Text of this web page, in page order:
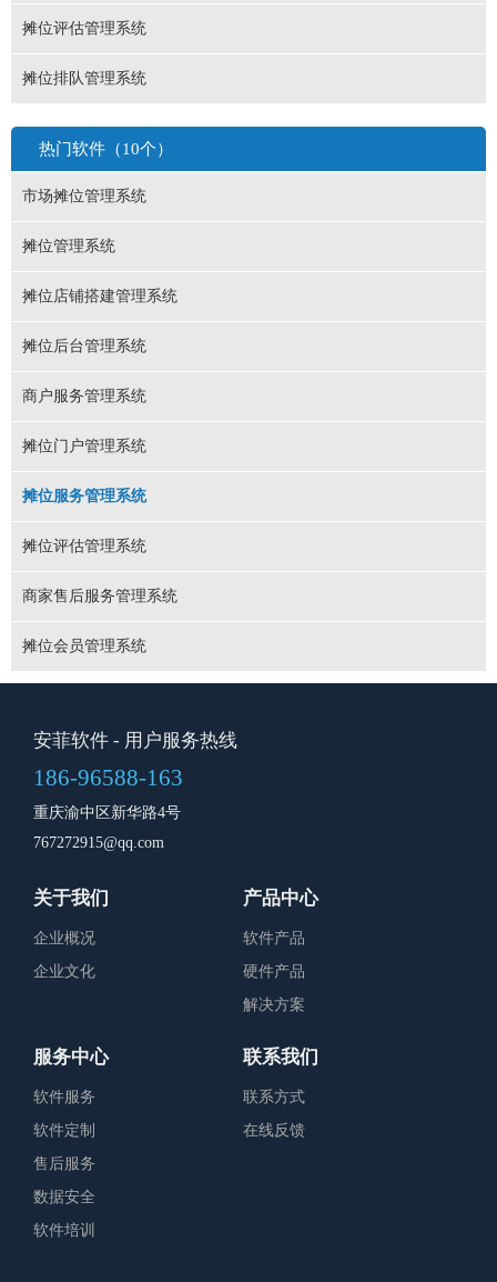
摊位评估管理系统
摊位排队管理系统
热门软件（10个）
市场摊位管理系统
摊位管理系统
摊位店铺搭建管理系统
摊位后台管理系统
商户服务管理系统
摊位门户管理系统
摊位服务管理系统
摊位评估管理系统
商家售后服务管理系统
摊位会员管理系统
安菲软件 - 用户服务热线
186-96588-163
重庆渝中区新华路4号
767272915@qq.com
关于我们
企业概况
企业文化
产品中心
软件产品
硬件产品
解决方案
服务中心
软件服务
软件定制
售后服务
数据安全
软件培训
联系我们
联系方式
在线反馈